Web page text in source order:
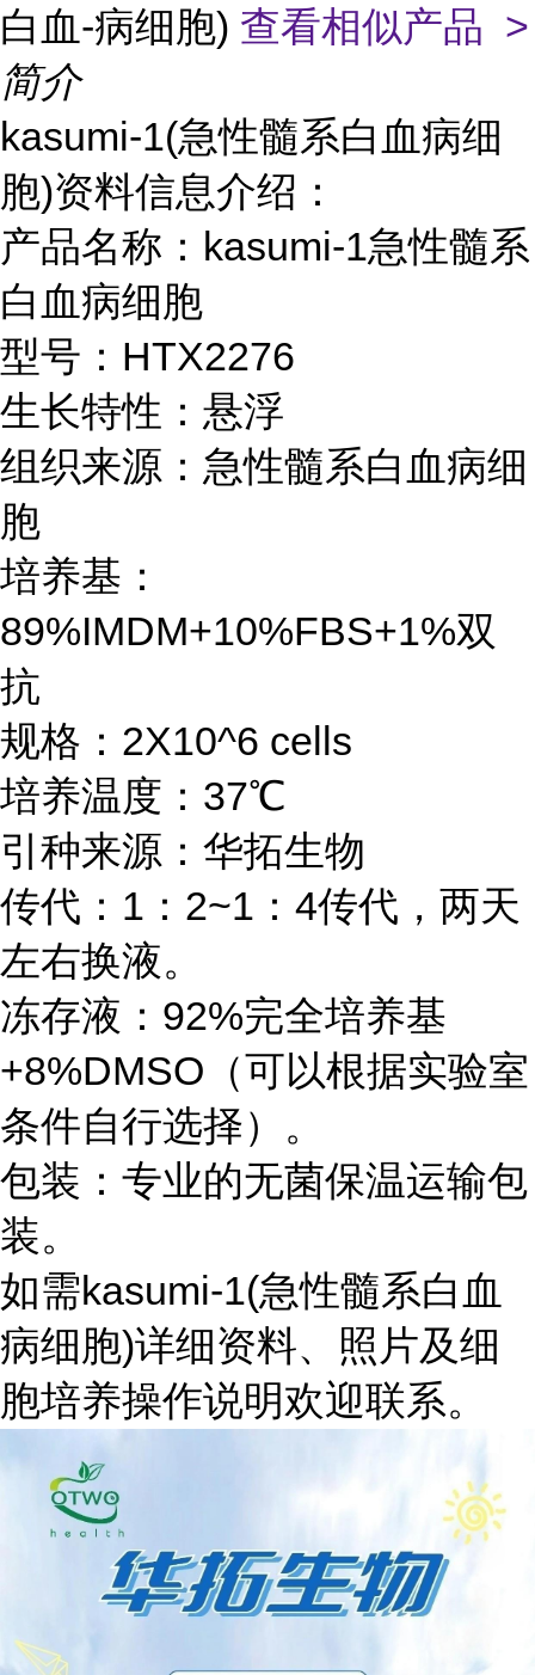
白血-病细胞) 查看相似产品 >
简介
kasumi-1(急性髓系白血病细
胞)资料信息介绍：
产品名称：kasumi-1急性髓系
白血病细胞
型号：HTX2276
生长特性：悬浮
组织来源：急性髓系白血病细
胞
培养基：
89%IMDM+10%FBS+1%双
抗
规格：2X10^6 cells
培养温度：37℃
引种来源：华拓生物
传代：1：2~1：4传代，两天
左右换液。
冻存液：92%完全培养基
+8%DMSO（可以根据实验室
条件自行选择）。
包装：专业的无菌保温运输包
装。
如需kasumi-1(急性髓系白血
病细胞)详细资料、照片及细
胞培养操作说明欢迎联系。